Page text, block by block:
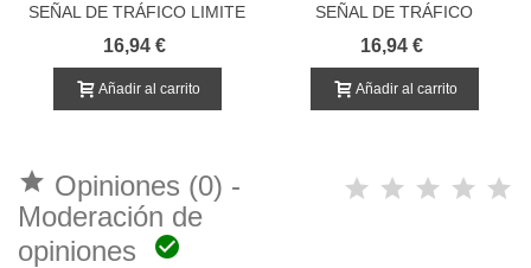
SEÑAL DE TRÁFICO LIMITE
VELOCIDAD
16,94 €
Añadir al carrito
SEÑAL DE TRÁFICO
DIRECCION OBLIGATORIA
16,94 €
Añadir al carrito
 Opiniones (0) -
Moderación de
opiniones
